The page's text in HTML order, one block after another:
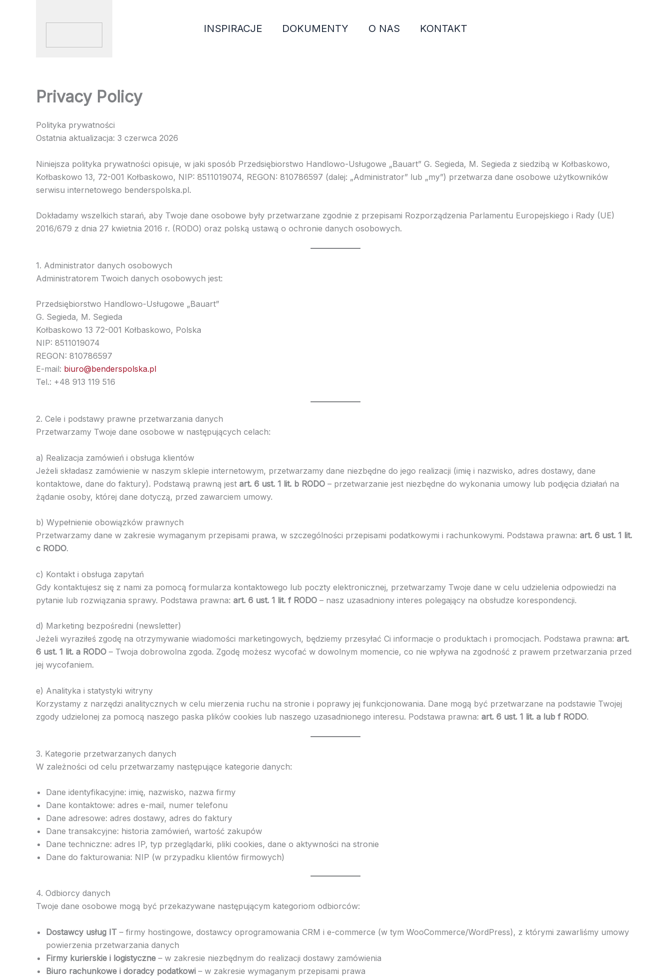
INSPIRACJE DOKUMENTY O NAS KONTAKT
Privacy Policy
Polityka prywatności
Ostatnia aktualizacja: 3 czerwca 2026
Niniejsza polityka prywatności opisuje, w jaki sposób Przedsiębiorstwo Handlowo-Usługowe „Bauart” G. Segieda, M. Segieda z siedzibą w Kołbaskowo,
Kołbaskowo 13, 72-001 Kołbaskowo, NIP: 8511019074, REGON: 810786597 (dalej: „Administrator” lub „my”) przetwarza dane osobowe użytkowników
serwisu internetowego benderspolska.pl.
Dokładamy wszelkich starań, aby Twoje dane osobowe były przetwarzane zgodnie z przepisami Rozporządzenia Parlamentu Europejskiego i Rady (UE)
2016/679 z dnia 27 kwietnia 2016 r. (RODO) oraz polską ustawą o ochronie danych osobowych.
1. Administrator danych osobowych
Administratorem Twoich danych osobowych jest:
Przedsiębiorstwo Handlowo-Usługowe „Bauart”
G. Segieda, M. Segieda
Kołbaskowo 13 72-001 Kołbaskowo, Polska
NIP: 8511019074
REGON: 810786597
E-mail: biuro@benderspolska.pl
Tel.: +48 913 119 516
2. Cele i podstawy prawne przetwarzania danych
Przetwarzamy Twoje dane osobowe w następujących celach:
a) Realizacja zamówień i obsługa klientów
Jeżeli składasz zamówienie w naszym sklepie internetowym, przetwarzamy dane niezbędne do jego realizacji (imię i nazwisko, adres dostawy, dane
kontaktowe, dane do faktury). Podstawą prawną jest art. 6 ust. 1 lit. b RODO – przetwarzanie jest niezbędne do wykonania umowy lub podjęcia działań na
żądanie osoby, której dane dotyczą, przed zawarciem umowy.
b) Wypełnienie obowiązków prawnych
Przetwarzamy dane w zakresie wymaganym przepisami prawa, w szczególności przepisami podatkowymi i rachunkowymi. Podstawa prawna: art. 6 ust. 1 lit.
c RODO.
c) Kontakt i obsługa zapytań
Gdy kontaktujesz się z nami za pomocą formularza kontaktowego lub poczty elektronicznej, przetwarzamy Twoje dane w celu udzielenia odpowiedzi na
pytanie lub rozwiązania sprawy. Podstawa prawna: art. 6 ust. 1 lit. f RODO – nasz uzasadniony interes polegający na obsłudze korespondencji.
d) Marketing bezpośredni (newsletter)
Jeżeli wyraziłeś zgodę na otrzymywanie wiadomości marketingowych, będziemy przesyłać Ci informacje o produktach i promocjach. Podstawa prawna: art.
6 ust. 1 lit. a RODO – Twoja dobrowolna zgoda. Zgodę możesz wycofać w dowolnym momencie, co nie wpływa na zgodność z prawem przetwarzania przed
jej wycofaniem.
e) Analityka i statystyki witryny
Korzystamy z narzędzi analitycznych w celu mierzenia ruchu na stronie i poprawy jej funkcjonowania. Dane mogą być przetwarzane na podstawie Twojej
zgody udzielonej za pomocą naszego paska plików cookies lub naszego uzasadnionego interesu. Podstawa prawna: art. 6 ust. 1 lit. a lub f RODO.
3. Kategorie przetwarzanych danych
W zależności od celu przetwarzamy następujące kategorie danych:
Dane identyfikacyjne: imię, nazwisko, nazwa firmy
Dane kontaktowe: adres e-mail, numer telefonu
Dane adresowe: adres dostawy, adres do faktury
Dane transakcyjne: historia zamówień, wartość zakupów
Dane techniczne: adres IP, typ przeglądarki, pliki cookies, dane o aktywności na stronie
Dane do fakturowania: NIP (w przypadku klientów firmowych)
4. Odbiorcy danych
Twoje dane osobowe mogą być przekazywane następującym kategoriom odbiorców:
Dostawcy usług IT – firmy hostingowe, dostawcy oprogramowania CRM i e-commerce (w tym WooCommerce/WordPress), z którymi zawarliśmy umowy
powierzenia przetwarzania danych
Firmy kurierskie i logistyczne – w zakresie niezbędnym do realizacji dostawy zamówienia
Biuro rachunkowe i doradcy podatkowi – w zakresie wymaganym przepisami prawa